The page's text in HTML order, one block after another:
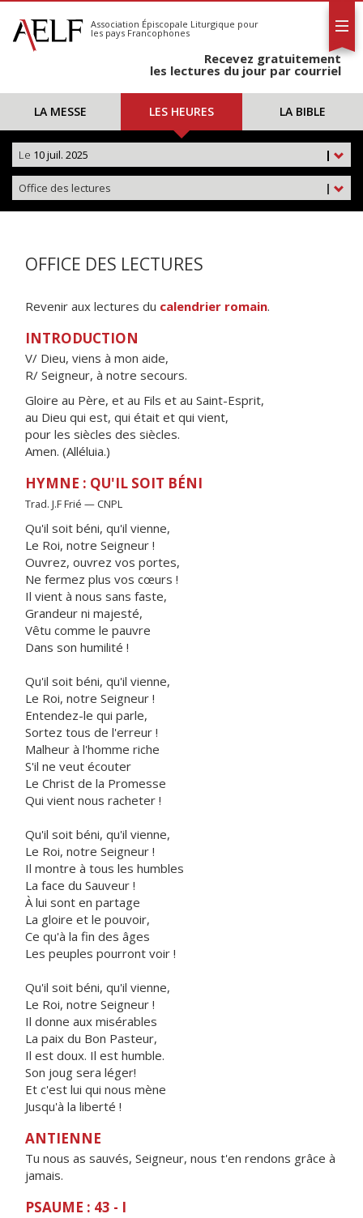
S'abonner
Calendrier
Association Épiscopale Liturgique pour
les pays Francophones
Recevez gratuitement
les lectures du jour par courriel
LA MESSE LES HEURES LA BIBLE
|
Le 10 juil. 2025
|
Office des lectures
OFFICE DES LECTURES
Revenir aux lectures du calendrier romain.
INTRODUCTION
V/ Dieu, viens à mon aide,
R/ Seigneur, à notre secours.
Gloire au Père, et au Fils et au Saint-Esprit,
au Dieu qui est, qui était et qui vient,
pour les siècles des siècles.
Amen. (Alléluia.)
HYMNE : QU'IL SOIT BÉNI
Trad. J.F Frié — CNPL
Qu'il soit béni, qu'il vienne,
Le Roi, notre Seigneur !
Ouvrez, ouvrez vos portes,
Ne fermez plus vos cœurs !
Il vient à nous sans faste,
Grandeur ni majesté,
Vêtu comme le pauvre
Dans son humilité !
Qu'il soit béni, qu'il vienne,
Le Roi, notre Seigneur !
Entendez-le qui parle,
Sortez tous de l'erreur !
Malheur à l'homme riche
S'il ne veut écouter
Le Christ de la Promesse
Qui vient nous racheter !
Qu'il soit béni, qu'il vienne,
Le Roi, notre Seigneur !
Il montre à tous les humbles
La face du Sauveur !
À lui sont en partage
La gloire et le pouvoir,
Ce qu'à la fin des âges
Les peuples pourront voir !
Qu'il soit béni, qu'il vienne,
Le Roi, notre Seigneur !
Il donne aux misérables
La paix du Bon Pasteur,
Il est doux. Il est humble.
Son joug sera léger!
Et c'est lui qui nous mène
Jusqu'à la liberté !
ANTIENNE
Tu nous as sauvés, Seigneur, nous t'en rendons grâce à
jamais.
PSAUME : 43 - I